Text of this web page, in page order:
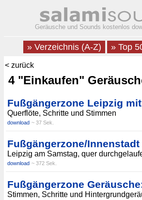
Geräusche und Sounds kostenlos
» Verzeichnis (A-Z) » Top
< zurück
4 "Einkaufen"
Fußgängerzone Leipzig mit
Querflöte, Schritte und Stimmen
download ~ 37 Sek.
Fußgängerzone/Innenstadt
Leipzig am Samstag, quer
download ~ 372 Sek.
Fußgängerzone
Stimmen, Schritte und